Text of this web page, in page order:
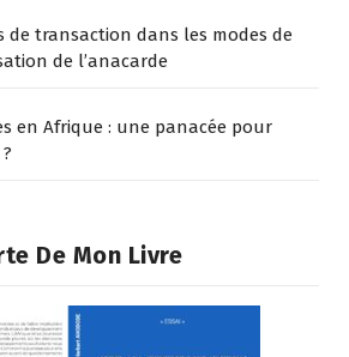
de transaction dans les modes de
de l’anacarde
en Afrique : une panacée pour
De Mon Livre